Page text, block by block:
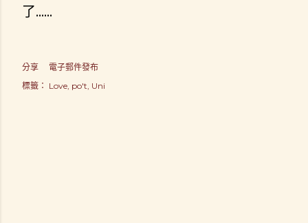
了......
分享
電子郵件發布
標籤： Love po't Uni